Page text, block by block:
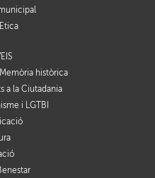
històrica
a la Ciutadania
i LGTBI